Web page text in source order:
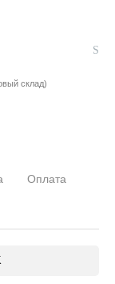
склад)
Оплата